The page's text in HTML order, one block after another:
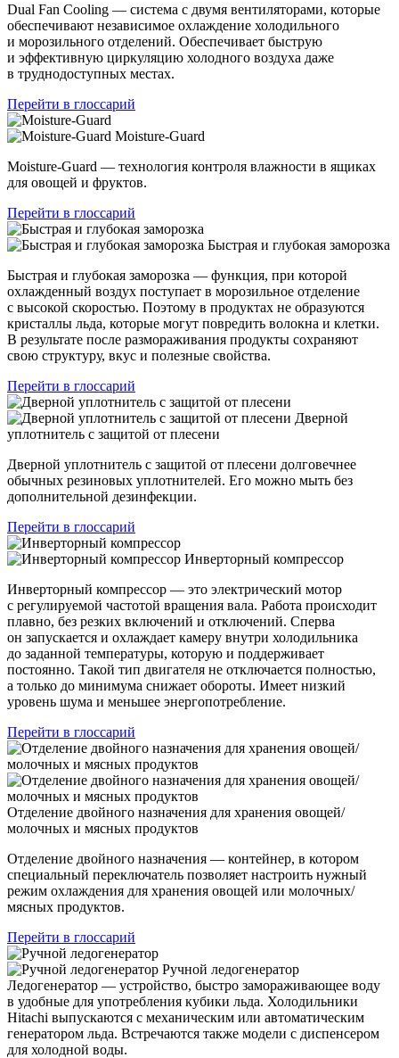
Dual Fan Cooling — система с двумя вентиляторами, которые
обеспечивают независимое охлаждение холодильного
и морозильного отделений. Обеспечивает быструю
и эффективную циркуляцию холодного воздуха даже
в труднодоступных местах.
Перейти в глоссарий
Moisture-Guard
Moisture-Guard — технология контроля влажности в ящиках
для овощей и фруктов.
Перейти в глоссарий
Быстрая и глубокая заморозка
Быстрая и глубокая заморозка — функция, при которой
охлажденный воздух поступает в морозильное отделение
с высокой скоростью. Поэтому в продуктах не образуются
кристаллы льда, которые могут повредить волокна и клетки.
В результате после размораживания продукты сохраняют
свою структуру, вкус и полезные свойства.
Перейти в глоссарий
Дверной
уплотнитель с защитой от плесени
Дверной уплотнитель с защитой от плесени долговечнее
обычных резиновых уплотнителей. Его можно мыть без
дополнительной дезинфекции.
Перейти в глоссарий
Инверторный компрессор
Инверторный компрессор — это электрический мотор
с регулируемой частотой вращения вала. Работа происходит
плавно, без резких включений и отключений. Сперва
он запускается и охлаждает камеру внутри холодильника
до заданной температуры, которую и поддерживает
постоянно. Такой тип двигателя не отключается полностью,
а только до минимума снижает обороты. Имеет низкий
уровень шума и меньшее энергопотребление.
Перейти в глоссарий
Отделение двойного назначения для хранения овощей/
молочных и мясных продуктов
Отделение двойного назначения — контейнер, в котором
специальный переключатель позволяет настроить нужный
режим охлаждения для хранения овощей или молочных/
мясных продуктов.
Перейти в глоссарий
Ручной ледогенератор
Ледогенератор — устройство, быстро замораживающее воду
в удобные для употребления кубики льда. Холодильники
Hitachi выпускаются с механическим или автоматическим
генератором льда. Встречаются также модели с диспенсером
для холодной воды.